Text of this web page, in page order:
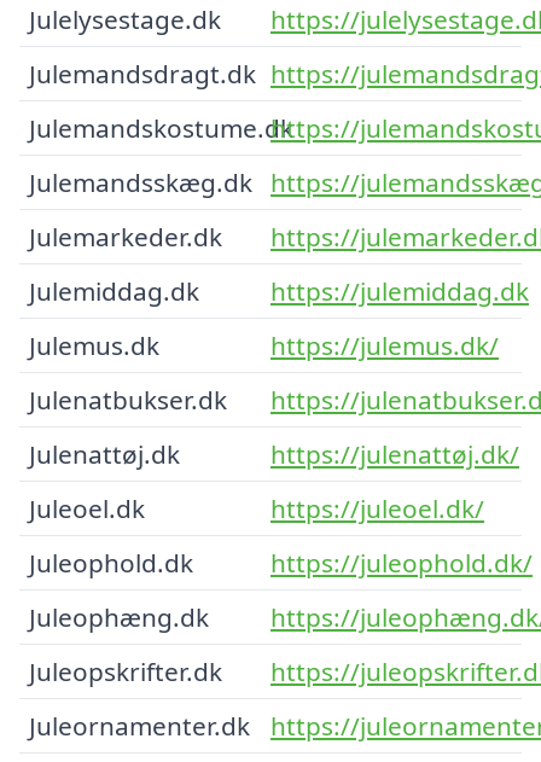
Julelysestage.dk
https://
Julemandsdragt.dk https://
Julemandskostume.dkhttps://
Julemandsskæg.dk https://
Julemarkeder.dk
https://
Julemiddag.dk
https://julemiddag.dk
Julemus.dk
https://julemus.dk/
Julenatbukser.dk
https://
Julenattøj.dk
https://julenattøj.dk/
Juleoel.dk
https://juleoel.dk/
Juleophold.dk
https://juleophold.dk/
Juleophæng.dk
https://
Juleopskrifter.dk
https://
Juleornamenter.dk
https://